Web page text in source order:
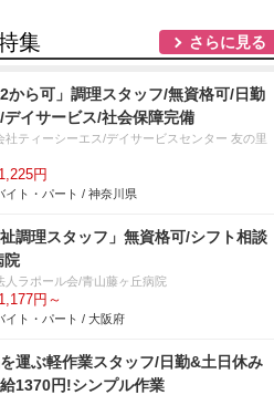
集 さらに見る
2から可」調理スタッフ/無資格可/日勤
デイサービス/社会保障完備
社ティーシーエス/デイサービスセンター 友の里
円
イト・パート / 神奈川県
祉調理スタッフ」無資格可/シフト相談
院
人ラポール会/青山藤ヶ丘病院
円～
イト・パート / 大阪府
運ぶ軽作業スタッフ/日勤&土日休み
1370円!シンプル作業